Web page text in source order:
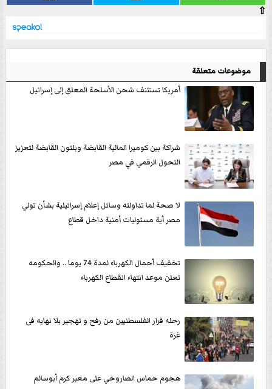
⇧
موضوعات متعلقة
أمريكا تستئنف شحن الأسلحة المعلق إلى إسرائيل
شراكة بين كوميرا المالية القابضة وبلتون القابضة لتعزيز
التحول الرقمي في مصر
لا صحة لما تداولته وسائل إعلام إسرائيلية بشأن تولي
مصر أية مسئوليات أمنية داخل قطاع
تخفيف أحمال الكهرباء لمدة 74 يوما .. والحكومه
تعلن موعد انتهاء انقطاع الكهرباء
رحله فرار الفلسطنيين من رفح و تهجير بلا نهايه فى
غزة
هجوم حماس الصاروخي على معبر كرم أبوسالم